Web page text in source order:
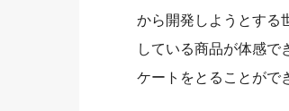
から開発しようとする
している商品が体感で
ケートをとることがで